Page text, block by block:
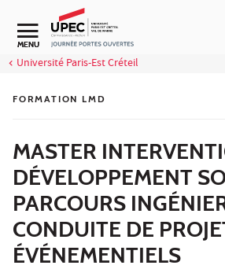
Aller au contenu
MENU
Université Paris-Est Créteil
FORMATION LMD
MASTER
DÉVELOPPEMENT
PARCOURS
CONDUITE DE
ÉVÉNEMENTIELS